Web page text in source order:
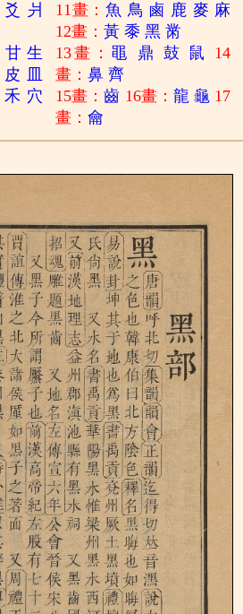
爻 爿
甘 生
皮
禾 穴
11畫：魚 鳥 鹵 鹿 麥 麻
12畫：黃 黍 黑 黹
13畫： 黽 鼎 鼓 鼠
14
畫：鼻 齊
15畫：齒 16畫： 龍 龜 17
畫：龠